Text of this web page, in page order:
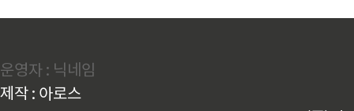
운영자 : 닉네임
제작 : 아로스